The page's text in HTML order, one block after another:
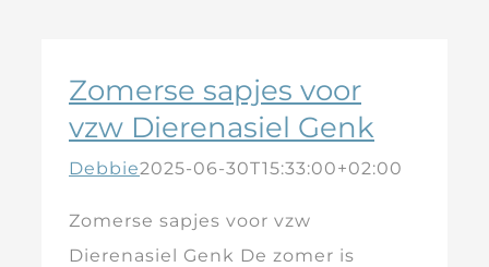
Zomerse sapjes voor
vzw Dierenasiel Genk
Debbie2025-06-30T15:33:00+02:00
Zomerse sapjes voor vzw
Dierenasiel Genk De zomer is